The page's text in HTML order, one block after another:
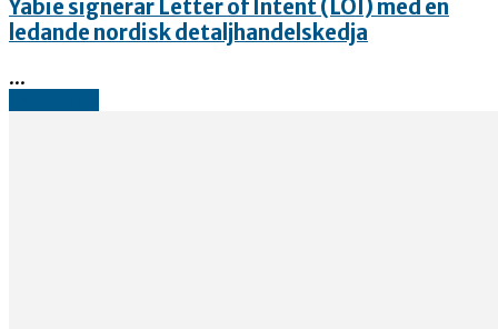
Yabie signerar Letter of Intent (LOI) med en
ledande nordisk detaljhandelskedja
...